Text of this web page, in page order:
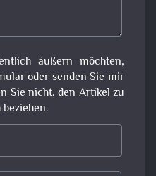
äußern möchten,
oder senden Sie mir
Sie nicht, den Artikel zu